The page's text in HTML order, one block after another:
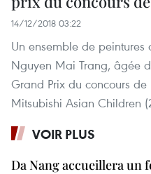
14/12/2018 03:22
Un ensemble de peintures
Nguyen Mai Trang, âgée
Grand Prix du concours
Mitsubishi Asian Children
VOIR PLUS
Da Nang accueillera un